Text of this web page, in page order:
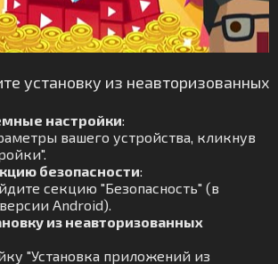
установку из неавторизованных
настройки:
вашего устройства, кликнув
безопасности:
секцию "Безопасность" (в
Android).
из неавторизованных
"Установка приложений из